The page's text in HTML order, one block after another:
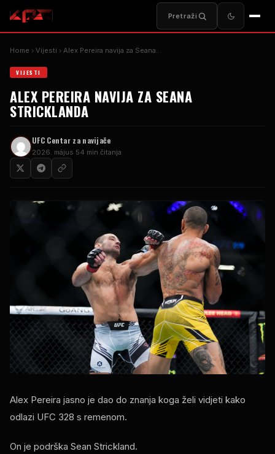
Pretraži
Home Vijesti Alex Pereira navija za Seana...
VIJESTI
ALEX PEREIRA NAVIJA ZA SEANA
STRICKLANDA
UFCCentar za navijače
2026. május 54 min čitanja
Alex Pereira jasno je dao do znanja koga želi vidjeti kako
odlazi UFC 328 s remenom.
On je podrška Sean Strickland.